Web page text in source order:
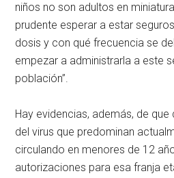
niños no son adultos en
prudente esperar a estar
dosis y con qué frecuencia se
empezar a administrarla a este
población”.
Hay evidencias, además, de
del virus que predominan
circulando en menores de 12
autorizaciones para esa franja